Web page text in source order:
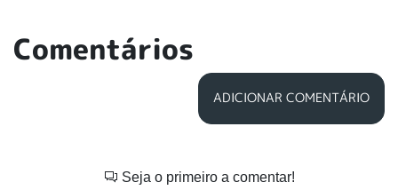
Comentários
ADICIONAR COMENTÁRIO
Seja o primeiro a comentar!